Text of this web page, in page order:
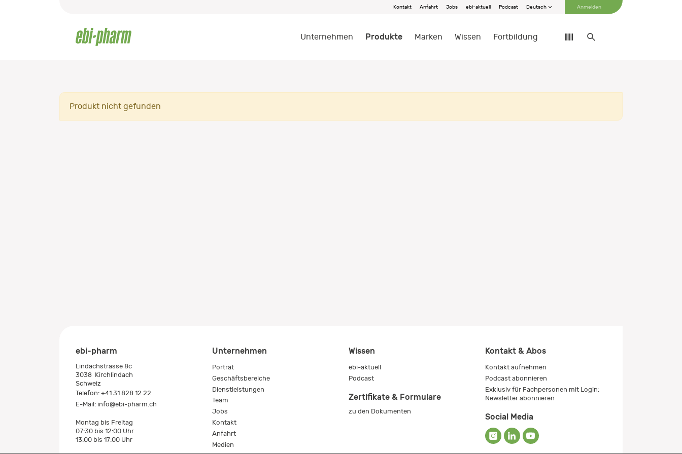
Kontakt Anfahrt Jobs ebi-aktuell Podcast Deutsch Anmelden
Unternehmen Produkte Marken Wissen Fortbildung
Produkt nicht gefunden
ebi-pharm
Lindachstrasse 8c
3038 Kirchlindach
Schweiz
Telefon: +41 31 828 12 22
E-Mail: info@ebi-pharm.ch
Montag bis Freitag
07:30 bis 12:00 Uhr
13:00 bis 17:00 Uhr
Unternehmen
Porträt
Geschäftsbereiche
Dienstleistungen
Team
Jobs
Kontakt
Anfahrt
Medien
Wissen
ebi-aktuell
Podcast
Zertifikate & Formulare
zu den Dokumenten
Kontakt & Abos
Kontakt aufnehmen
Podcast abonnieren
Exklusiv für Fachpersonen mit Login:
Newsletter abonnieren
Social Media